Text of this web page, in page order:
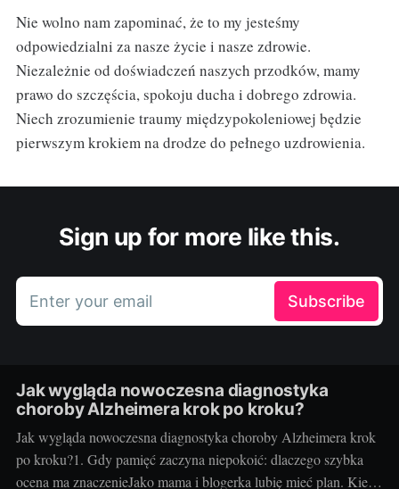
Nie wolno nam zapominać, że to my jesteśmy
odpowiedzialni za nasze życie i nasze zdrowie.
Niezależnie od doświadczeń naszych przodków, mamy
prawo do szczęścia, spokoju ducha i dobrego zdrowia.
Niech zrozumienie traumy międzypokoleniowej będzie
pierwszym krokiem na drodze do pełnego uzdrowienia.
Sign up for more like this.
Enter your email Subscribe
Jak wygląda nowoczesna diagnostyka
choroby Alzheimera krok po kroku?
Jak wygląda nowoczesna diagnostyka choroby Alzheimera krok
po kroku?1. Gdy pamięć zaczyna niepokoić: dlaczego szybka
ocena ma znaczenieJako mama i blogerka lubię mieć plan. Kiedy